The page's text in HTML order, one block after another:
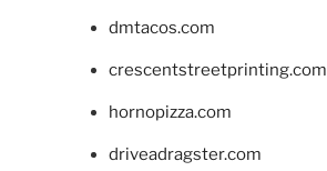
dmtacos.com
crescentstreetprinting.com
hornopizza.com
driveadragster.com